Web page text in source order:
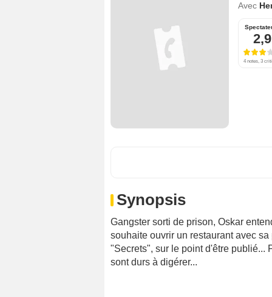
Avec
2,9
4 notes, 3
Synopsis
Gangster sorti de prison, Oskar
souhaite ouvrir un restaurant avec
"Secrets", sur le point d'être publié...
sont durs à digérer...